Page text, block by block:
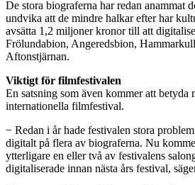
De stora biograferna har redan anammat
undvika att de mindre halkar efter har
avsätta 1,2 miljoner kronor till att
Frölundabion, Angeredsbion,
Aftonstjärnan.
Viktigt för filmfestivalen
En satsning som även kommer att betyda
internationella filmfestival.
− Redan i år hade festivalen stora
digitalt på flera av biograferna. Nu
ytterligare en eller två av festivalens
digitaliserade innan nästa års festival,